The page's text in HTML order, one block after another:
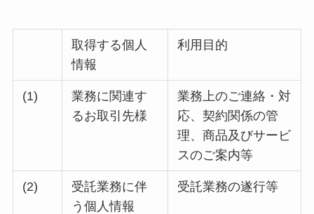
取得する個人
情報
利用目的
(1)
業務に関連す
るお取引先様
業務上のご連絡・対
応、契約関係の管
理、商品及びサービ
スのご案内等
(2)
受託業務に伴
う個人情報
受託業務の遂行等